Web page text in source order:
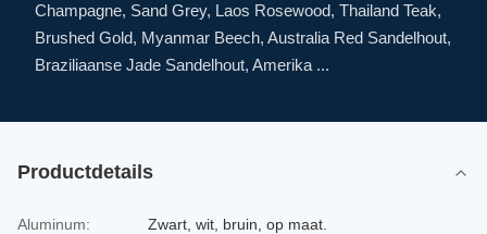
Champagne, Sand Grey, Laos Rosewood, Thailand Teak,
Brushed Gold, Myanmar Beech, Australia Red Sandelhout,
Braziliaanse Jade Sandelhout, Amerika ...
Productdetails
Aluminum: Zwart, wit, bruin, op maat.